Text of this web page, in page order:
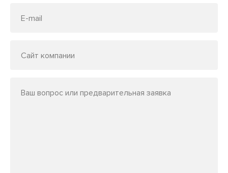
E-mail
Сайт компании
Ваш вопрос или предварительная заявка